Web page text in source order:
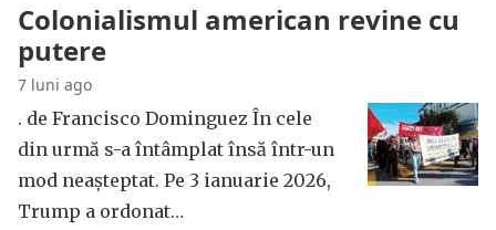
Colonialismul american revine cu
putere
7 luni ago
. de Francisco Dominguez În cele
din urmă s-a întâmplat însă într-un
mod neașteptat. Pe 3 ianuarie 2026,
Trump a ordonat…